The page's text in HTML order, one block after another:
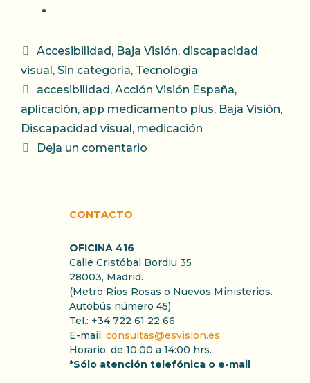
Categorías
Accesibilidad , Baja Visión, discapacidad
visual , Sin categoría, Tecnología
Etiquetas
accesibilidad , Acción Visión España,
aplicación, app medicamento plus, Baja Visión,
Discapacidad visual , medicación
Deja un comentario
CONTACTO
OFICINA 416
Calle Cristóbal Bordiu 35
28003, Madrid.
(Metro Rios Rosas o Nuevos Ministerios.
Autobús número 45)
Tel.: +34 722 61 22 66
E-mail: consultas@esvision.es
Horario: de 10:00 a 14:00 hrs.
*Sólo atención telefónica o e-mail